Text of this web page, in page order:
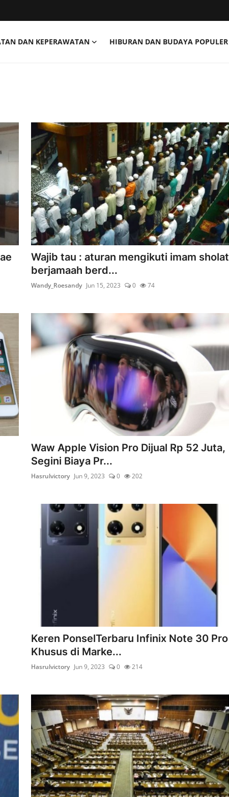
DAN KEPERAWATAN HIBURAN DAN BUDAYA POPULER
Wajib tau : aturan mengikuti imam sholat
berjamaah berd...
Wandy_Roesandy Jun 15, 2023 0 74
Waw Apple Vision Pro Dijual Rp 52 Juta,
Segini Biaya Pr...
Hasrulvictory Jun 9, 2023 0 202
Keren PonselTerbaru Infinix Note 30 Pro
Khusus di Marke...
Hasrulvictory Jun 9, 2023 0 214